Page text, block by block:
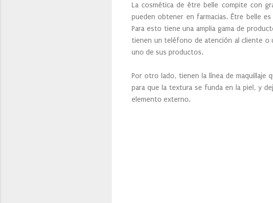
La cosmética de être belle compite con
pueden obtener en farmacias. Être belle
Para esto tiene una amplia gama de
tienen un teléfono de atención al cliente o
uno de sus productos.
Por otro lado, tienen la línea de maquillaje
para que la textura se funda en la piel, y
elemento externo.